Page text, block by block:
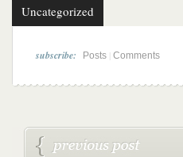
Uncategorized
subscribe: Posts Comments